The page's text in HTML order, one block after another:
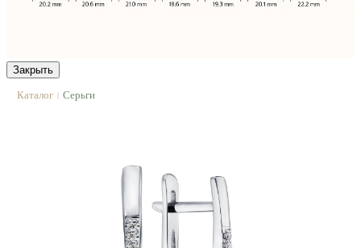
Закрыть
Каталог | Серьги